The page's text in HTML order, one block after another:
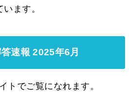
ます。
速報 2025年6月
トでご覧になれます。